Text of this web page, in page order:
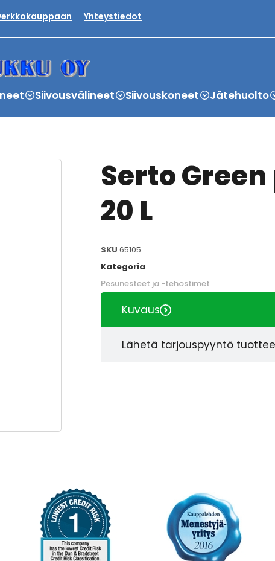
Yhteystiedot
Siivousvälineet Siivouskoneet Jätehuolto
Serto
20 L
SKU 65105
Kategoria
Pesunesteet ja -tehostimet
Kuvaus
Lähetä tarjouspyyntö